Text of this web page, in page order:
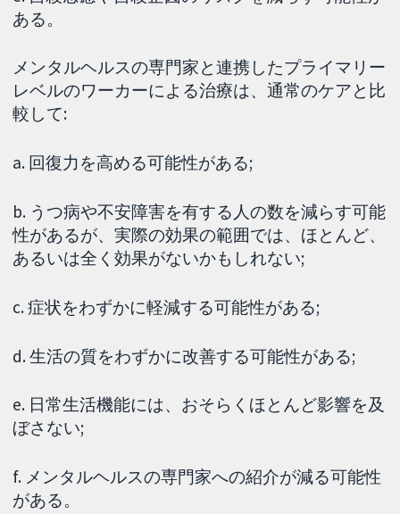
ある。
メンタルヘルスの専門家と連携したプライマリー
レベルのワーカーによる治療は、通常のケアと比
較して:
a. 回復力を高める可能性がある;
b. うつ病や不安障害を有する人の数を減らす可能
性があるが、実際の効果の範囲では、ほとんど、
あるいは全く効果がないかもしれない;
c. 症状をわずかに軽減する可能性がある;
d. 生活の質をわずかに改善する可能性がある;
e. 日常生活機能には、おそらくほとんど影響を及
ぼさない;
f. メンタルヘルスの専門家への紹介が減る可能性
がある。